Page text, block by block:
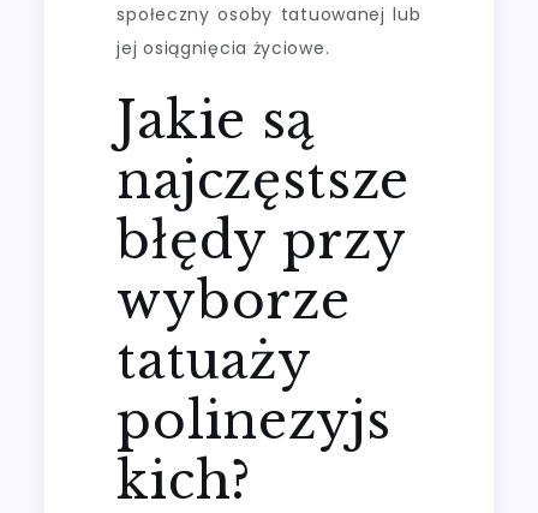
społeczny osoby tatuowanej lub
jej osiągnięcia życiowe.
Jakie są
najczęstsze
błędy przy
wyborze
tatuaży
polinezyjs
kich?